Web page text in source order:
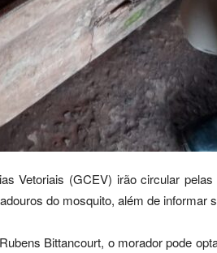
Vetoriais (GCEV) irão circular
do mosquito, além de informar
Bittancourt, o morador pode